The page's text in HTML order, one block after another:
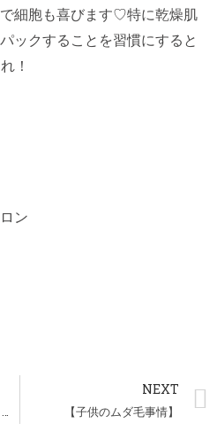
細胞も喜びます♡特に乾燥肌
ックすることを習慣にすると
！
ン
【岡山市/ご新規様へ・６，７月は鼻毛WAXプレゼントしてます】
NEXT
【子供のムダ毛事情】